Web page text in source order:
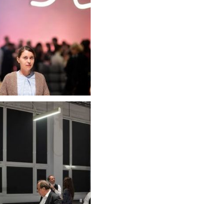
Ci
Twoich
cookies
Ciebie
na
na
pozwalają